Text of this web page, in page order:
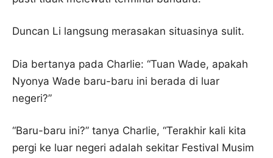
Duncan Li langsung merasakan situasinya sulit.
Dia bertanya pada Charlie: “Tuan Wade, apakah
Nyonya Wade baru-baru ini berada di luar
negeri?”
“Baru-baru ini?” tanya Charlie, “Terakhir kali kita
pergi ke luar negeri adalah sekitar Festival Musim